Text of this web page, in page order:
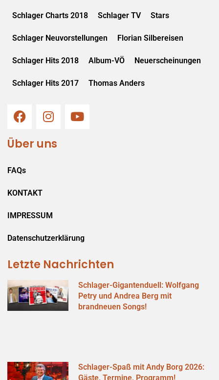
Schlager Charts 2018 Schlager TV Stars
Schlager Neuvorstellungen Florian Silbereisen
Schlager Hits 2018 Album-VÖ Neuerscheinungen
Schlager Hits 2017 Thomas Anders
Über uns
FAQs
KONTAKT
IMPRESSUM
Datenschutzerklärung
Letzte Nachrichten
Schlager-Gigantenduell: Wolfgang
Petry und Andrea Berg mit
brandneuen Songs!
Schlager-Spaß mit Andy Borg 2026:
Gäste, Termine, Programm!